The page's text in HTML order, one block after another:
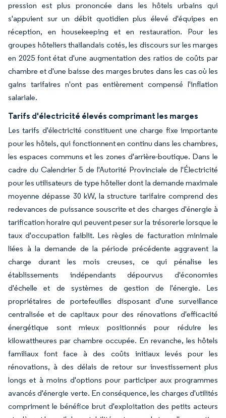
pression est plus prononcée dans les hôtels urbains qui
s'appuient sur un débit quotidien plus élevé d'équipes en
réception, en housekeeping et en restauration. Pour les
groupes hôteliers thaïlandais cotés, les discours sur les marges
en 2025 font état d'une augmentation des ratios de coûts par
chambre et d'une baisse des marges brutes dans les cas où les
gains tarifaires n'ont pas entièrement compensé l'inflation
salariale.
Tarifs d'électricité élevés comprimant les marges
Les tarifs d'électricité constituent une charge fixe importante
pour les hôtels, qui fonctionnent en continu dans les chambres,
les espaces communs et les zones d'arrière-boutique. Dans le
cadre du Calendrier 5 de l'Autorité Provinciale de l'Électricité
pour les utilisateurs de type hôtelier dont la demande maximale
moyenne dépasse 30 kW, la structure tarifaire comprend des
redevances de puissance souscrite et des charges d'énergie à
tarification horaire qui peuvent peser sur la trésorerie lorsque le
taux d'occupation faiblit. Les règles de facturation minimale
liées à la demande de la période précédente aggravent la
charge durant les mois creuses, ce qui pénalise les
établissements indépendants dépourvus d'économies
d'échelle et de systèmes de gestion de l'énergie. Les
propriétaires de portefeuilles disposant d'une surveillance
centralisée et de capitaux pour des rénovations d'efficacité
énergétique sont mieux positionnés pour réduire les
kilowattheures par chambre occupée. En revanche, les hôtels
familiaux font face à des coûts initiaux levés pour les
rénovations, à des délais de retour sur investissement plus
longs et à moins d'options pour participer aux programmes
avancés d'énergie verte. En conséquence, les charges d'utilités
compriment le bénéfice brut d'exploitation des petits acteurs